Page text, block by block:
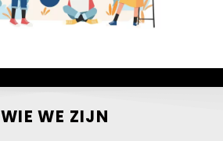
WIE WE ZIJN